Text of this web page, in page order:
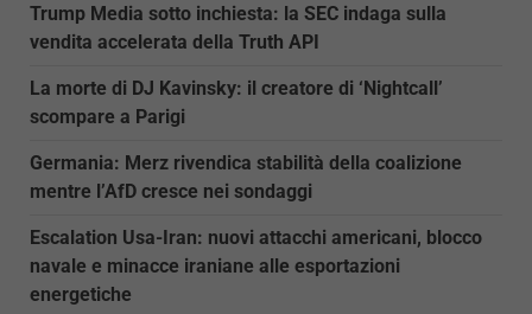
Trump Media sotto inchiesta: la SEC indaga sulla
vendita accelerata della Truth API
La morte di DJ Kavinsky: il creatore di ‘Nightcall’
scompare a Parigi
Germania: Merz rivendica stabilità della coalizione
mentre l’AfD cresce nei sondaggi
Escalation Usa-Iran: nuovi attacchi americani, blocco
navale e minacce iraniane alle esportazioni
energetiche